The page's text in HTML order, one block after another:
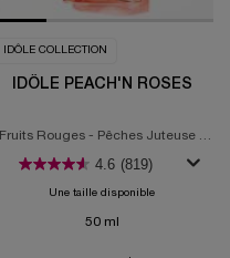
IDÔLE COLLECTION
IDÔLE PEACH'N ROSES
Fruits Rouges - Pêches Juteuse -
4.6 (819)
Une taille disponible
50 ml